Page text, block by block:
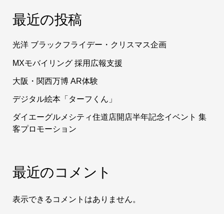
最近の投稿
光洋 ブラックフライデー・クリスマス企画
MXモバイリング 採用広報支援
大阪・関西万博 AR体験
デジタル絵本「ターフくん」
ダイエーグルメシティ住道店開店半年記念イベント 集
客プロモーション
最近のコメント
表示できるコメントはありません。